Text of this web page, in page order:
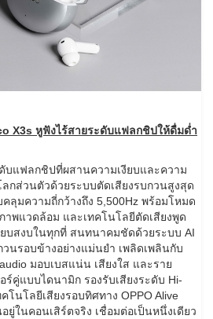
X3s หูฟังไร้สายระดับแฟลกชิปให้ดื่มด่ำ
บแฟลกชิปที่ผสานความเงียบและความ
ลกส่วนตัวด้วยระบบตัดเสียงรบกวนสูงสุด
ลุมความถี่กว้างถึง 5,500Hz พร้อมโหมด
พแวดล้อม และเทคโนโลยีตัดเสียงพูด
บสงบในทุกที่ สนทนาคมชัดด้วยระบบ AI
นรอบข้างอย่างแม่นยำ เพลิดเพลินกับ
มอบเบสแน่น เสียงใส และราย
ร์คู่แบบไดนามิก รองรับเสียงระดับ Hi-
โนโลยีเสียงรอบทิศทาง OPPO Alive
ยู่ในคอนเสิร์ตจริง เชื่อมต่อเป็นหนึ่งเดียว